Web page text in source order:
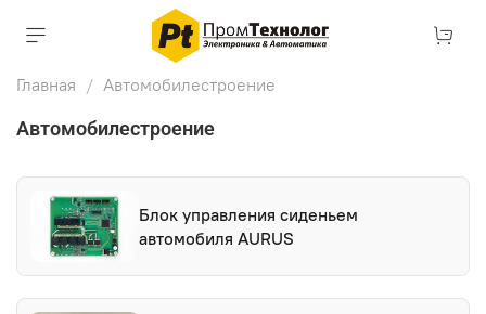
Главная Автомобилестроение
Автомобилестроение
Блок управления сиденьем
автомобиля AURUS